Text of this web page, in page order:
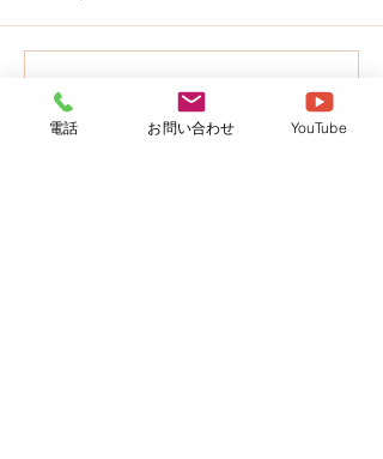
園だより７月号のお知ら
せ
この投稿へのコメントは利用でき
なくなりました。詳細はサイト所
有者にお問い合わせください。
電話 お問い合わせ YouTube